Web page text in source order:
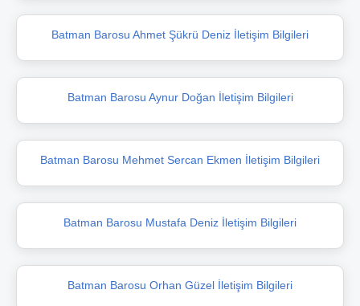
Batman Barosu Ahmet Şükrü Deniz İletişim Bilgileri
Batman Barosu Aynur Doğan İletişim Bilgileri
Batman Barosu Mehmet Sercan Ekmen İletişim Bilgileri
Batman Barosu Mustafa Deniz İletişim Bilgileri
Batman Barosu Orhan Güzel İletişim Bilgileri